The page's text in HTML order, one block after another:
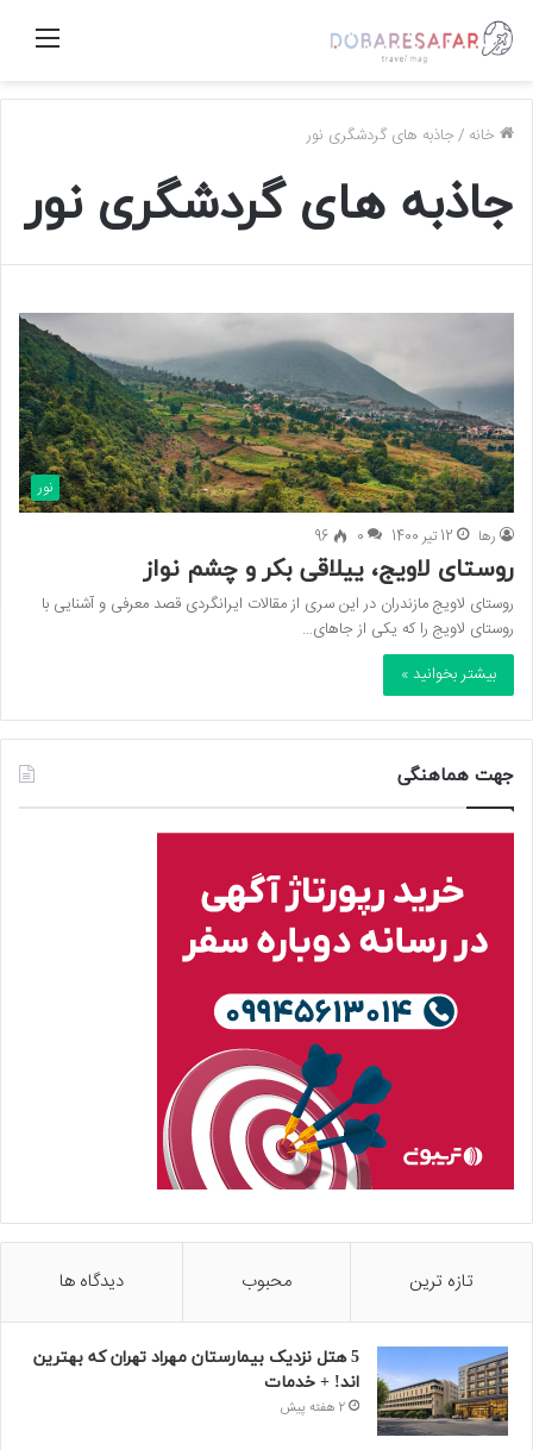
منو
خانه /جاذبه های گردشگری نور
جاذبه های گردشگری نور
نور
رها 12 تیر 1400 0
96
روستای لاویج، ییلاقی بکر و چشم نواز
روستای لاویج مازندران در این سری از مقالات ایرانگردی قصد معرفی و آشنایی با
روستای لاویج را که یکی از جاهای…
بیشتر بخوانید »
جهت هماهنگی
تازه ترین محبوب دیدگاه ها
5 هتل نزدیک بیمارستان مهراد تهران که بهترین‌
اند! + خدمات
2 هفته پیش